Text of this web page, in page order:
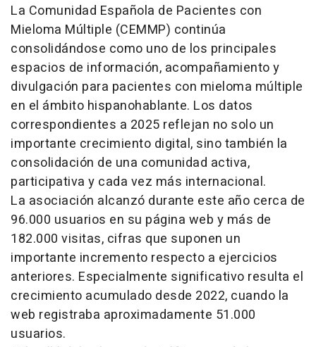
La Comunidad Española de Pacientes con
Mieloma Múltiple (CEMMP) continúa
consolidándose como uno de los principales
espacios de información, acompañamiento y
divulgación para pacientes con mieloma múltiple
en el ámbito hispanohablante. Los datos
correspondientes a 2025 reflejan no solo un
importante crecimiento digital, sino también la
consolidación de una comunidad activa,
participativa y cada vez más internacional.
La asociación alcanzó durante este año cerca de
96.000 usuarios en su página web y más de
182.000 visitas, cifras que suponen un
importante incremento respecto a ejercicios
anteriores. Especialmente significativo resulta el
crecimiento acumulado desde 2022, cuando la
web registraba aproximadamente 51.000
usuarios.